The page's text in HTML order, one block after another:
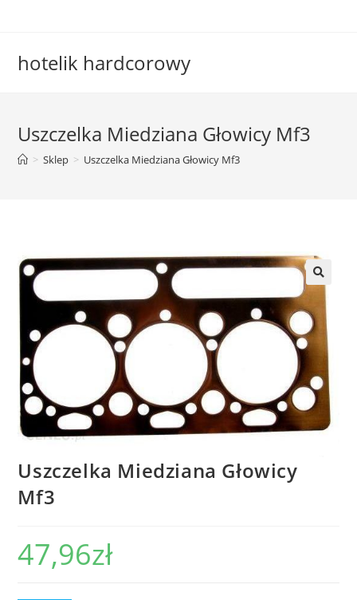
hotelik hardcorowy
Uszczelka Miedziana Głowicy Mf3
> Sklep > Uszczelka Miedziana Głowicy Mf3
Uszczelka Miedziana Głowicy
Mf3
47,96zł